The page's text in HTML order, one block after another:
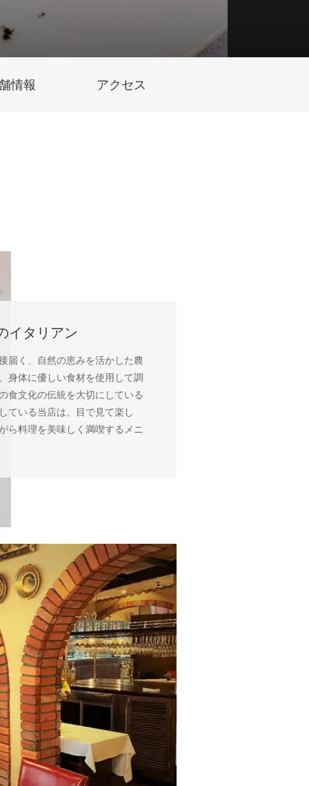
情報 アクセス
イタリアン
届く、自然の恵みを活かした農
身体に優しい食材を使用して調
食文化の伝統を大切にしている
ている当店は、目で見て楽し
ら料理を美味しく満喫するメニ